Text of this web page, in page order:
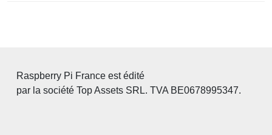
Raspberry Pi France est édité
par la société Top Assets SRL. TVA BE0678995347.